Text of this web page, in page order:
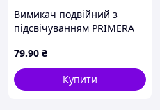
Вимикач подвійний з
підсвічуванням PRIMERA
79.90 ₴
Купити